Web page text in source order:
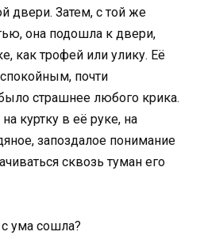
двери. Затем, с той же
она подошла к двери,
как трофей или улику. Её
почти
страшнее любого крика.
куртку в её руке, на
запоздалое понимание
сквозь туман его
ума сошла?